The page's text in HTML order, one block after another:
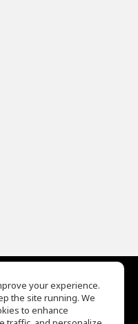
your experience.
the site running. We
to enhance